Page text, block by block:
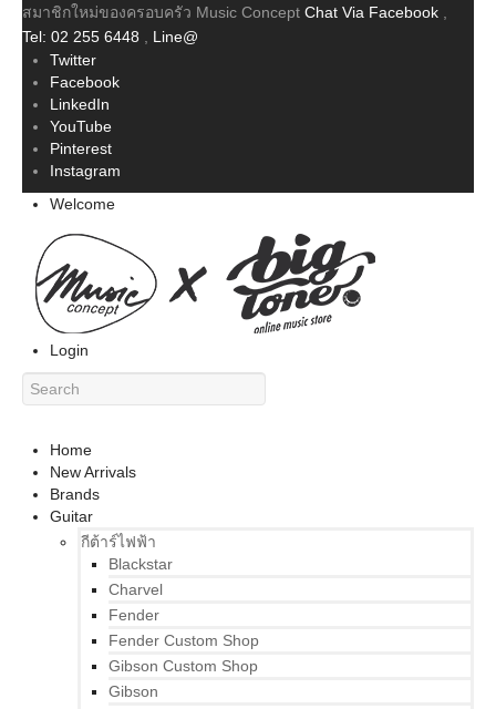
สมาชิกใหม่ของครอบครัว Music Concept Chat Via Facebook
Tel: 02 255 6448
Line@
Twitter
Facebook
LinkedIn
YouTube
Pinterest
Instagram
Welcome
Login
Home
New Arrivals
Brands
Guitar
กีต้าร์ไฟฟ้า
Blackstar
Charvel
Fender
Fender Custom Shop
Gibson Custom Shop
Gibson